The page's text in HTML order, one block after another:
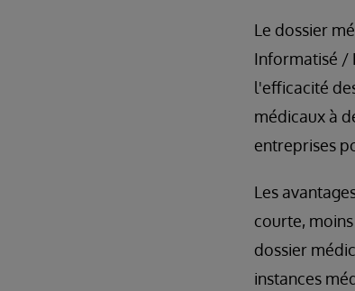
Le dossier
Informatisé /
l'efficacité
médicaux à
entreprises
Les
courte,
dossier
instances